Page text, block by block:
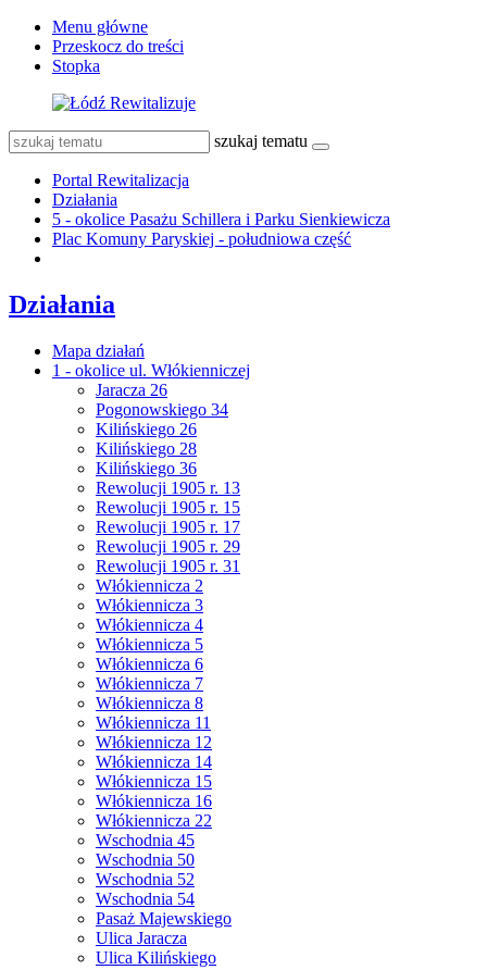
Menu główne
Przeskocz do treści
Stopka
szukaj tematu
Portal Rewitalizacja
Działania
5 - okolice Pasażu Schillera i Parku Sienkiewicza
Plac Komuny Paryskiej - południowa część
Działania
Mapa działań
1 - okolice ul. Włókienniczej
Jaracza 26
Pogonowskiego 34
Kilińskiego 26
Kilińskiego 28
Kilińskiego 36
Rewolucji 1905 r. 13
Rewolucji 1905 r. 15
Rewolucji 1905 r. 17
Rewolucji 1905 r. 29
Rewolucji 1905 r. 31
Włókiennicza 2
Włókiennicza 3
Włókiennicza 4
Włókiennicza 5
Włókiennicza 6
Włókiennicza 7
Włókiennicza 8
Włókiennicza 11
Włókiennicza 12
Włókiennicza 14
Włókiennicza 15
Włókiennicza 16
Włókiennicza 22
Wschodnia 45
Wschodnia 50
Wschodnia 52
Wschodnia 54
Pasaż Majewskiego
Ulica Jaracza
Ulica Kilińskiego